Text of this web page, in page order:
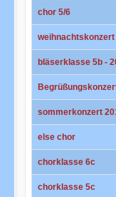
chor 5/6
weihnachtskonzert
bläserklasse 5b -
sommerkonzert
else chor
chorklasse 6c
chorklasse 5c